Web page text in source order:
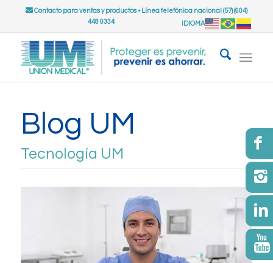
Contacto para ventas y productos• Línea telefónica nacional (57) (604)
448 0334
IDIOMA
Blog UM
Tecnología UM